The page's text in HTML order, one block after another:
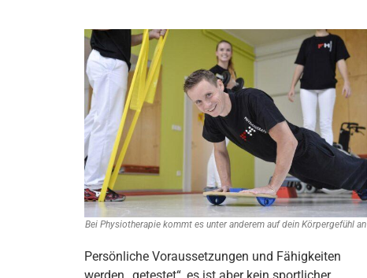
Bei Physiotherapie kommt es unter anderem auf dein Körpergefühl an
Persönliche Voraussetzungen und Fähigkeiten